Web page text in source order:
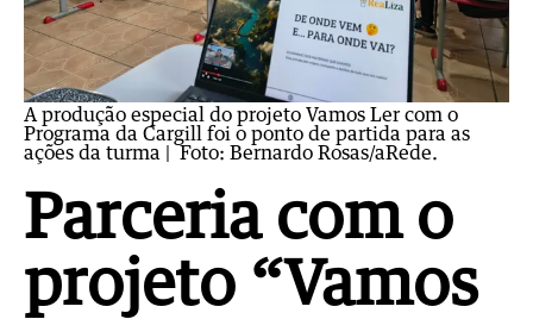
A produção especial do projeto Vamos Ler com o
Programa da Cargill foi o ponto de partida para as
ações da turma
| Foto: Bernardo Rosas/aRede.
Parceria com o
projeto “Vamos